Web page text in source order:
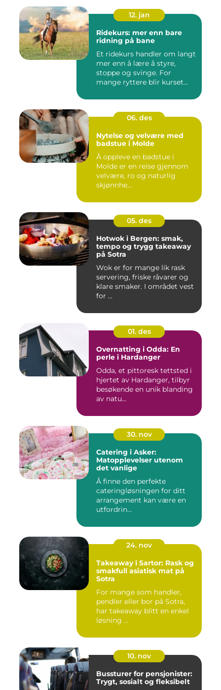
12. jan
Ridekurs: mer enn bare
ridning på bane
Et ridekurs handler om langt
mer enn å lære å styre,
stoppe og svinge. For
mange ryttere blir kurset...
06. des
Nytelse og velvære med
badstue i Molde
Å oppleve en badstue i
Molde er en reise gjennom
velvære, ro og naturlig
skjønnhe...
05. des
Hotwok i Bergen: smak,
tempo og trygg takeaway
på Sotra
Wok er for mange lik rask
servering, friske råvarer og
klare smaker. I området vest
for ...
01. des
Overnatting i Odda: En
perle i Hardanger
Odda, et pittoresk tettsted i
hjertet av Hardanger, tilbyr
besøkende en unik blanding
av natu...
30. nov
Catering i Asker:
Matopplevelser utenom
det vanlige
Å finne den perfekte
cateringløsningen for ditt
arrangement kan være en
utfordrin...
24. nov
Takeaway i Sartor: Rask og
smakfull asiatisk mat på
Sotra
For mange som handler,
pendler eller bor på Sotra,
har takeaway blitt en enkel
løsning ...
10. nov
Bussturer for pensjonister:
Trygt, sosialt og fleksibelt